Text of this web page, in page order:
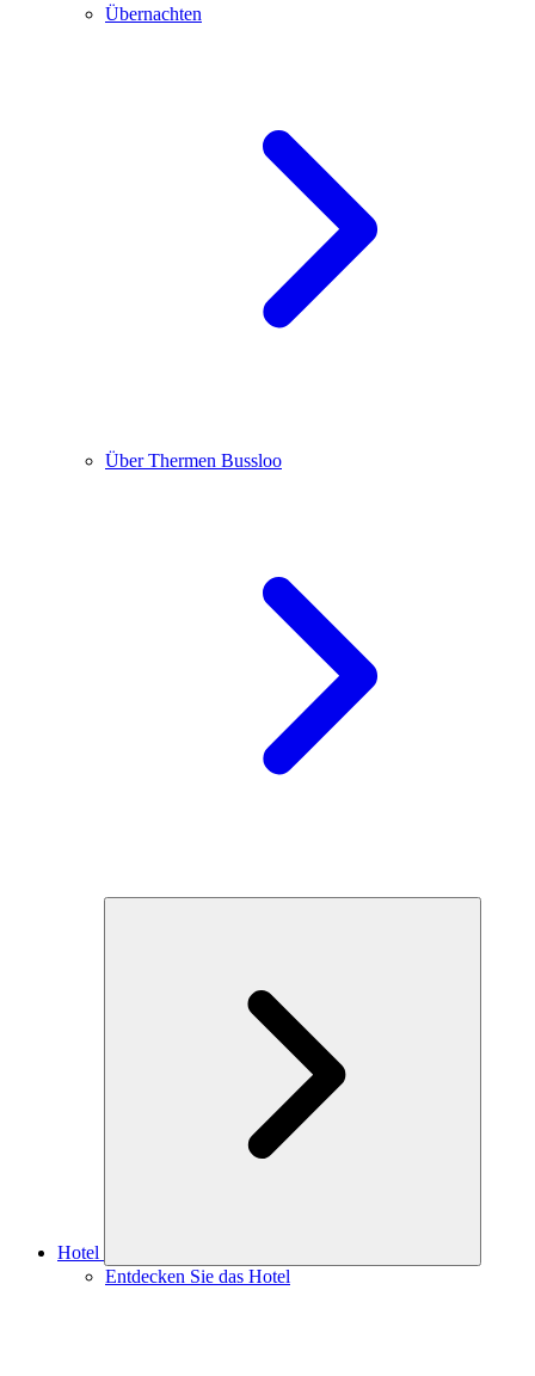
Übernachten
Über Thermen Bussloo
Hotel
Entdecken Sie das Hotel